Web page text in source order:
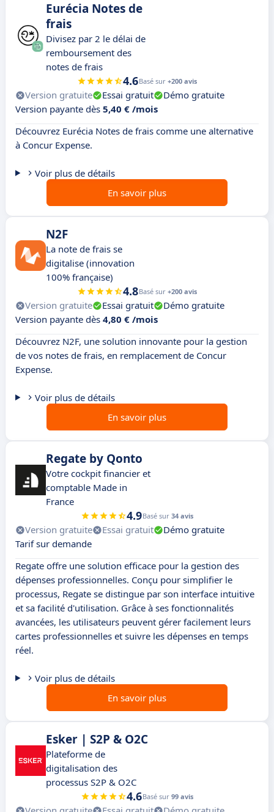
Eurécia Notes de
frais
Divisez par 2 le délai de
remboursement des
notes de frais
4.6Basé sur +200 avis
Version gratuite Essai gratuit
Démo gratuite
Version payante dès 5,40 € /mois
Découvrez Eurécia Notes de frais comme une alternative
à Concur Expense.
Voir plus de détails
En savoir plus
N2F
La note de frais se
digitalise (innovation
100% française)
4.8Basé sur +200 avis
Version gratuite Essai gratuit
Démo gratuite
Version payante dès 4,80 € /mois
Découvrez N2F, une solution innovante pour la gestion
de vos notes de frais, en remplacement de Concur
Expense.
Voir plus de détails
En savoir plus
Regate by Qonto
Votre cockpit financier et
comptable Made in
France
4.9Basé sur 34 avis
Version gratuite Essai gratuit
Démo gratuite
Tarif sur demande
Regate offre une solution efficace pour la gestion des
dépenses professionnelles. Conçu pour simplifier le
processus, Regate se distingue par son interface intuitive
et sa facilité d'utilisation. Grâce à ses fonctionnalités
avancées, les utilisateurs peuvent gérer facilement leurs
cartes professionnelles et suivre les dépenses en temps
réel.
Voir plus de détails
En savoir plus
Esker | S2P & O2C
Plateforme de
digitalisation des
processus S2P & O2C
4.6Basé sur 99 avis